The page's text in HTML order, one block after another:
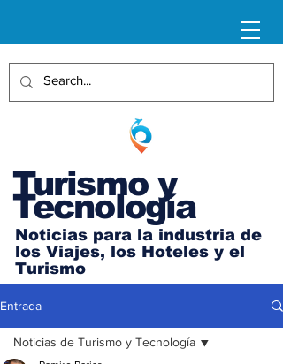
Turismo y
Tecnología
Noticias para la industria de
los Viajes, los Hoteles y el
Turismo
Entrada
Noticias de Turismo y Tecnología